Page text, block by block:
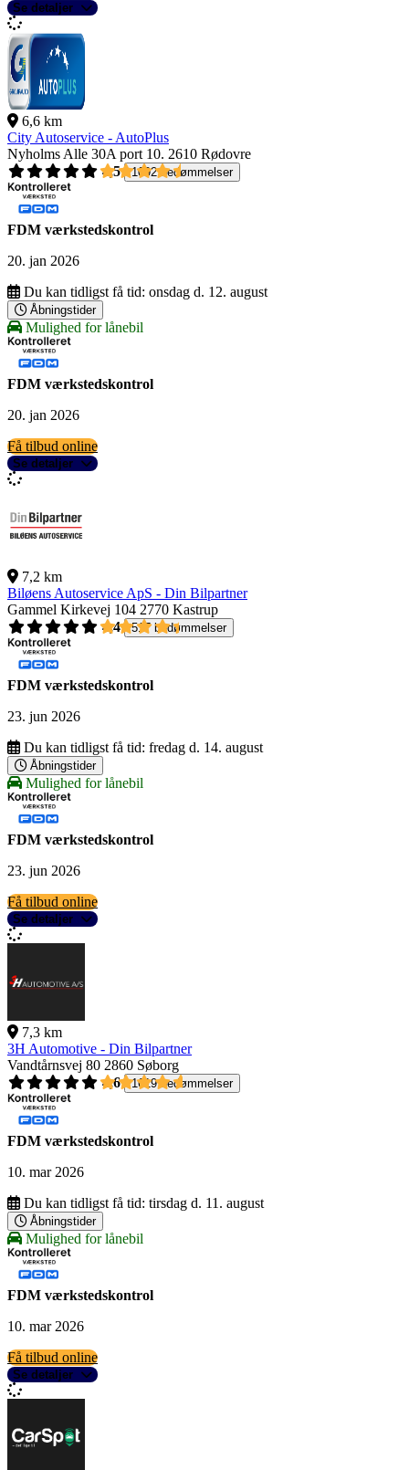
Se detaljer
6,6 km
City Autoservice - AutoPlus
Nyholms Alle 30A port 10. 2610 Rødovre
4,5
1092 bedømmelser
FDM værkstedskontrol
20. jan 2026
Du kan tidligst få tid: onsdag d. 12. august
Åbningstider
Mulighed for lånebil
FDM værkstedskontrol
20. jan 2026
Få tilbud online
Se detaljer
7,2 km
Biløens Autoservice ApS - Din Bilpartner
Gammel Kirkevej 104 2770 Kastrup
4,4
517 bedømmelser
FDM værkstedskontrol
23. jun 2026
Du kan tidligst få tid: fredag d. 14. august
Åbningstider
Mulighed for lånebil
FDM værkstedskontrol
23. jun 2026
Få tilbud online
Se detaljer
7,3 km
3H Automotive - Din Bilpartner
Vandtårnsvej 80 2860 Søborg
4,6
1619 bedømmelser
FDM værkstedskontrol
10. mar 2026
Du kan tidligst få tid: tirsdag d. 11. august
Åbningstider
Mulighed for lånebil
FDM værkstedskontrol
10. mar 2026
Få tilbud online
Se detaljer